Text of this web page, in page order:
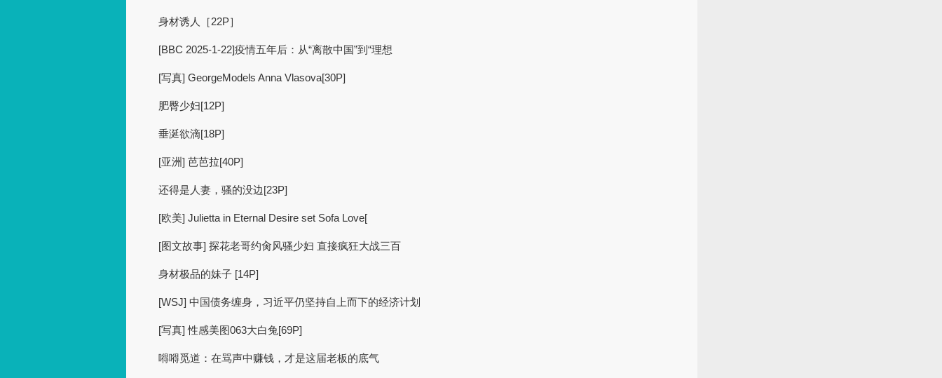
身材诱人［22P］
[BBC 2025-1-22]疫情五年后：从“离散中国”到“理想
[写真] GeorgeModels Anna Vlasova[30P]
肥臀少妇[12P]
垂涎欲滴[18P]
[亚洲] 芭芭拉[40P]
还得是人妻，骚的没边[23P]
[欧美] Julietta in Eternal Desire set Sofa Love[
[图文故事] 探花老哥约肏风骚少妇 直接疯狂大战三百
身材极品的妹子 [14P]
[WSJ] 中国债务缠身，习近平仍坚持自上而下的经济计划
[写真] 性感美图063大白兔[69P]
嘚嘚觅道：在骂声中赚钱，才是这届老板的底气